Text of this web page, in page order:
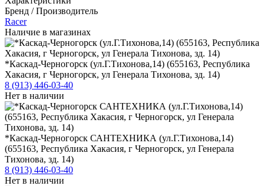
Бренд / Производитель
Racer
Наличие в магазинах
*Каскад-Черногорск (ул.Г.Тихонова,14) (655163, Республика
Хакасия, г Черногорск, ул Генерала Тихонова, зд. 14)
8 (913) 446-03-40
Нет в наличии
*Каскад-Черногорск САНТЕХНИКА (ул.Г.Тихонова,14)
(655163, Республика Хакасия, г Черногорск, ул Генерала
Тихонова, зд. 14)
8 (913) 446-03-40
Нет в наличии